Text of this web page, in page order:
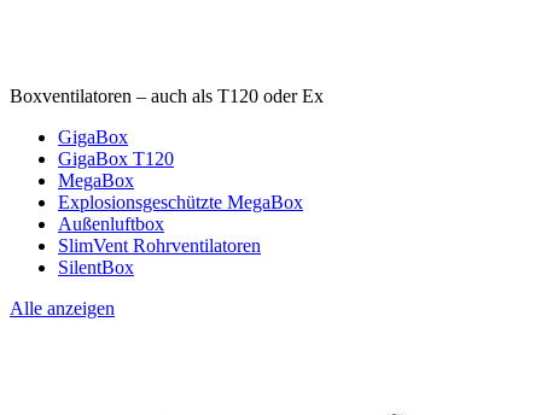
Boxventilatoren – auch als T120 oder Ex
GigaBox
GigaBox T120
MegaBox
Explosionsgeschützte MegaBox
Außenluftbox
SlimVent Rohrventilatoren
SilentBox
Alle anzeigen